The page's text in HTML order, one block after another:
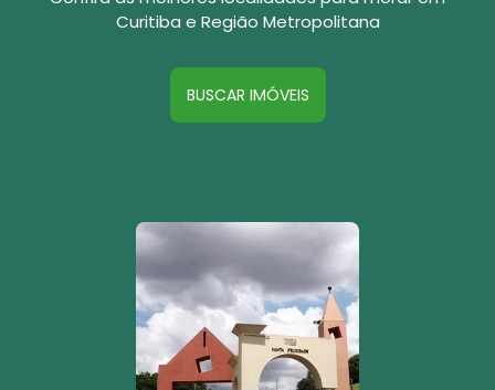
Curitiba e Região Metropolitana
BUSCAR IMÓVEIS